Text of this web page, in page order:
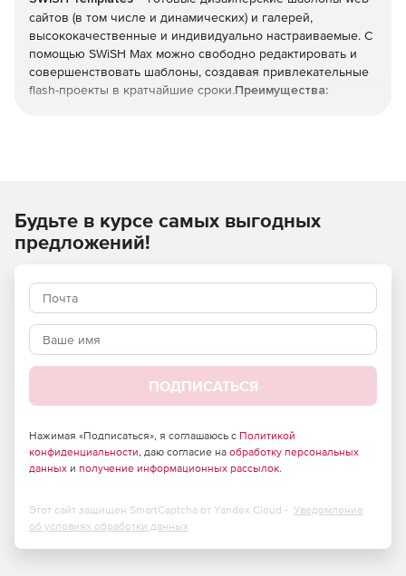
сайтов (в том числе и динамических) и галерей,
высококачественные и индивидуально настраиваемые. С
помощью SWiSH Max можно свободно редактировать и
совершенствовать шаблоны, создавая привлекательные
flash-проекты в кратчайшие сроки.Преимущества:
Разработанные и протестированные
профессиональными дизайнерами макеты.
Будьте в курсе самых выгодных
предложений!
ПОДПИСАТЬСЯ
Нажимая «Подписаться», я соглашаюсь с Политикой
конфиденциальности, даю согласие на обработку персональных
данных и получение информационных рассылок.
Этот сайт защищен SmartCaptcha от Yandex Cloud - Уведомление
об условиях обработки данных